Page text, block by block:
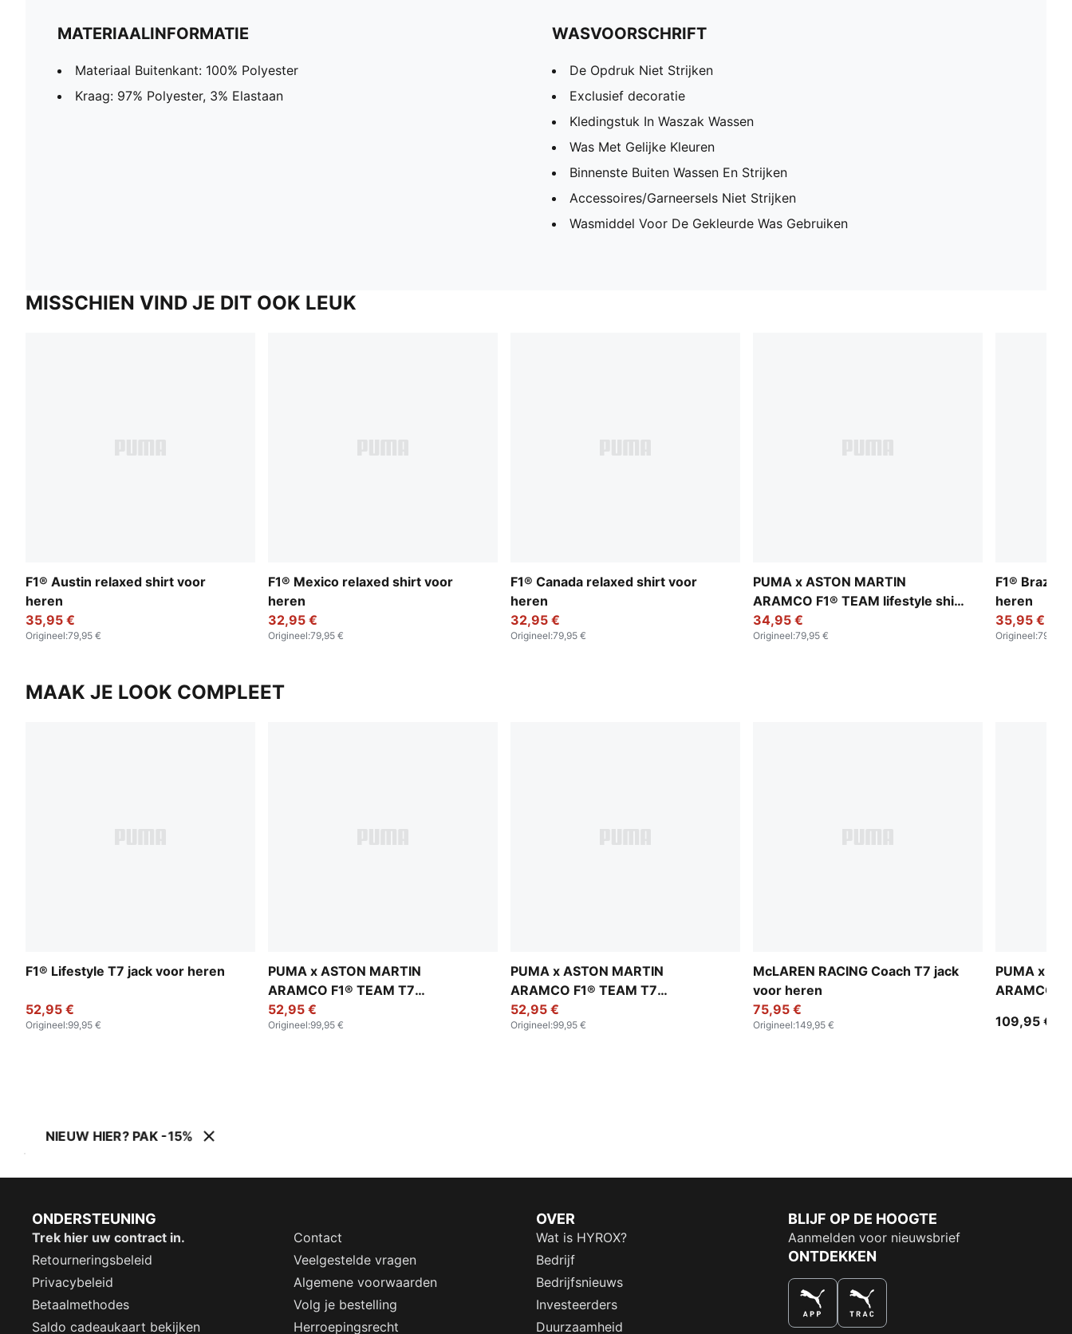
MATERIAALINFORMATIE
Materiaal Buitenkant: 100% Polyester
Kraag: 97% Polyester, 3% Elastaan
WASVOORSCHRIFT
De Opdruk Niet Strijken
Exclusief decoratie
Kledingstuk In Waszak Wassen
Was Met Gelijke Kleuren
Binnenste Buiten Wassen En Strijken
Accessoires/Garneersels Niet Strijken
Wasmiddel Voor De Gekleurde Was Gebruiken
MISSCHIEN VIND JE DIT OOK LEUK
F1® Austin relaxed shirt voor
heren
35,95 €
Origineel:79,95 €
F1® Mexico relaxed shirt voor
heren
32,95 €
Origineel:79,95 €
F1® Canada relaxed shirt voor
heren
32,95 €
Origineel:79,95 €
PUMA x ASTON MARTIN
ARAMCO F1® TEAM lifestyle shirt
voor heren
34,95 €
Origineel:79,95 €
F1®
heren
35,95 €
Origineel:79,95 €
MAAK JE LOOK COMPLEET
F1® Lifestyle T7 jack voor heren
52,95 €
Origineel:99,95 €
PUMA x ASTON MARTIN
ARAMCO F1® TEAM T7
trainingsjack voor heren
52,95 €
Origineel:99,95 €
PUMA x ASTON MARTIN
ARAMCO F1® TEAM T7
trainingsjack voor heren
52,95 €
Origineel:99,95 €
McLAREN RACING Coach T7 jack
voor heren
75,95 €
Origineel:149,95 €
PUMA x
ARAMCO
109,95 €
NIEUW HIER? PAK -15%
ONDERSTEUNING
Trek hier uw contract in.
Contact
Retourneringsbeleid
Veelgestelde vragen
Privacybeleid
Algemene voorwaarden
Betaalmethodes
Volg je bestelling
Saldo cadeaukaart bekijken
Herroepingsrecht
OVER
Wat is HYROX?
Bedrijf
Bedrijfsnieuws
Investeerders
Duurzaamheid
BLIJF OP DE HOOGTE
Aanmelden voor nieuwsbrief
ONTDEKKEN